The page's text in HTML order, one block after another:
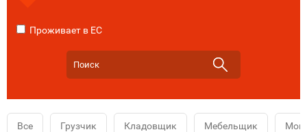
Проживает в ЕС
Все Грузчик Кладовщик Мебельщик